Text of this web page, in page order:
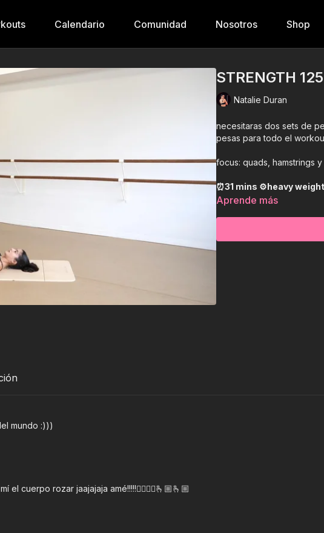
Calendario Comunidad Nosotros Shop
STRENGTH 125
Natalie Duran
necesitaras dos sets de
pesas para todo el
focus: quads, hamstrings
⏰31 mins ⚙️heavy
Aprende más
mundo :)))
cuerpo rozar jaajajaja amé!!!!!❤️‍🔥❤️‍🔥🫰🏼🫰🏼